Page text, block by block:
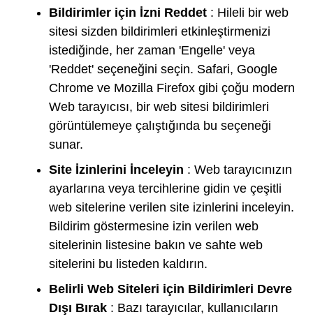
Bildirimler için İzni Reddet : Hileli bir web
sitesi sizden bildirimleri etkinleştirmenizi
istediğinde, her zaman 'Engelle' veya
'Reddet' seçeneğini seçin. Safari, Google
Chrome ve Mozilla Firefox gibi çoğu modern
Web tarayıcısı, bir web sitesi bildirimleri
görüntülemeye çalıştığında bu seçeneği
sunar.
Site İzinlerini İnceleyin : Web tarayıcınızın
ayarlarına veya tercihlerine gidin ve çeşitli
web sitelerine verilen site izinlerini inceleyin.
Bildirim göstermesine izin verilen web
sitelerinin listesine bakın ve sahte web
sitelerini bu listeden kaldırın.
Belirli Web Siteleri için Bildirimleri Devre
Dışı Bırak : Bazı tarayıcılar, kullanıcıların